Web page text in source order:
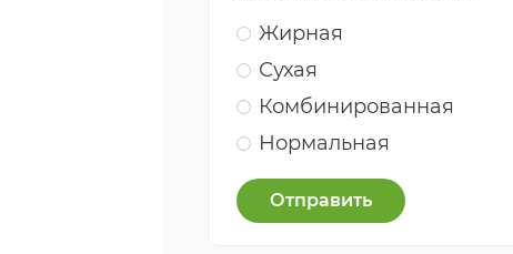
Жирная
Сухая
Комбинированная
Нормальная
Отправить